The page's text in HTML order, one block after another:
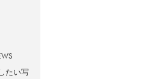
たい写